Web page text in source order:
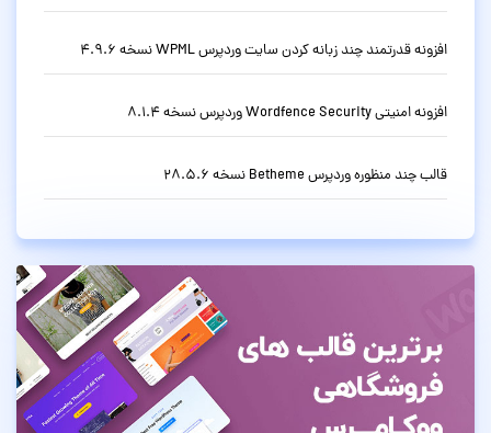
افزونه قدرتمند چند زبانه کردن سایت وردپرس WPML نسخه 4.9.6
افزونه امنیتی Wordfence Security وردپرس نسخه 8.1.4
قالب چند منظوره وردپرس Betheme نسخه 28.5.6